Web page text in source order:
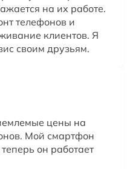
на их работе.
телефонов и
клиентов. Я
своим друзьям.
цены на
Мой смартфон
он работает